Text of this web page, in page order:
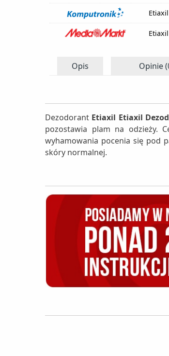
Opis Opinie
Dezodorant Etiaxil Etiaxil
pozostawia plam na odzieży.
wyhamowania pocenia się pod
skóry normalnej.